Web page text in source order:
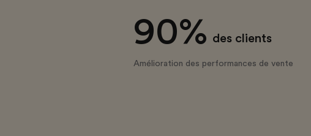
90% des clients
Amélioration des performances de vente